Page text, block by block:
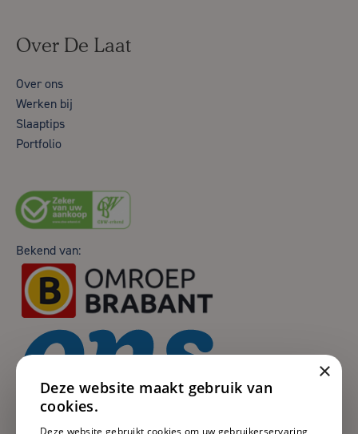
Over De Laat
Over ons
Werken bij
Slaaptips
Portfolio
Bekend van:
×
Deze website maakt gebruik van
cookies.
Deze website gebruikt cookies om uw gebruikerservaring